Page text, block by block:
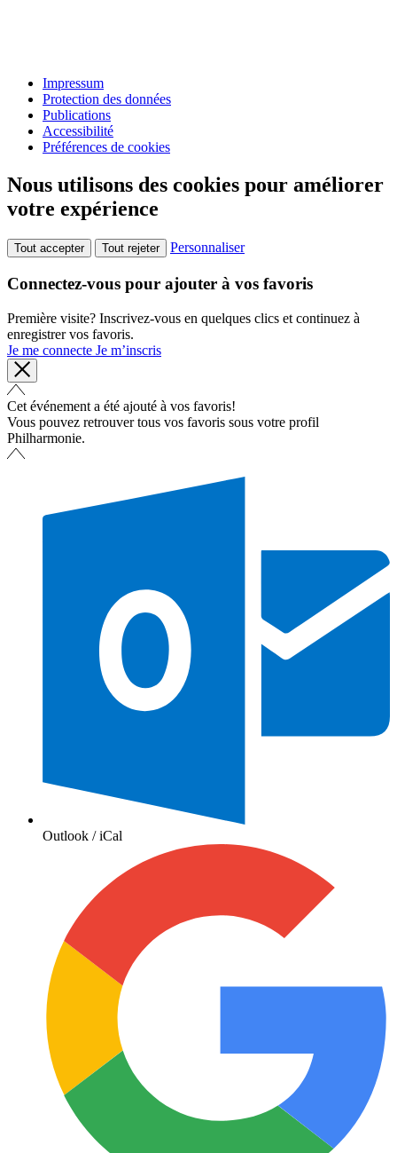
Impressum
Protection des données
Publications
Accessibilité
Préférences de cookies
Nous utilisons des cookies pour améliorer
votre expérience
Tout accepter Tout rejeter Personnaliser
Connectez-vous pour ajouter à vos favoris
Première visite? Inscrivez-vous en quelques clics et continuez à
enregistrer vos favoris.
Je me connecte Je m’inscris
Cet événement a été ajouté à vos favoris!
Vous pouvez retrouver tous vos favoris sous votre profil
Philharmonie.
Outlook / iCal